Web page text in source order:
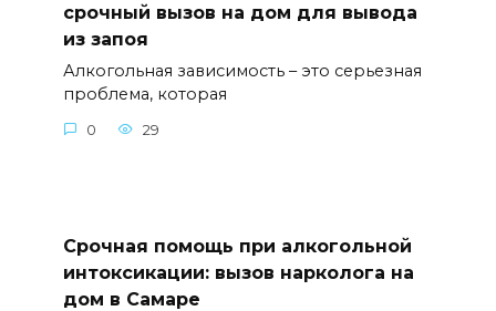
срочный вызов на дом для вывода
из запоя
Алкогольная зависимость – это серьезная
проблема, которая
0 29
Срочная помощь при алкогольной
интоксикации: вызов нарколога на
дом в Самаре